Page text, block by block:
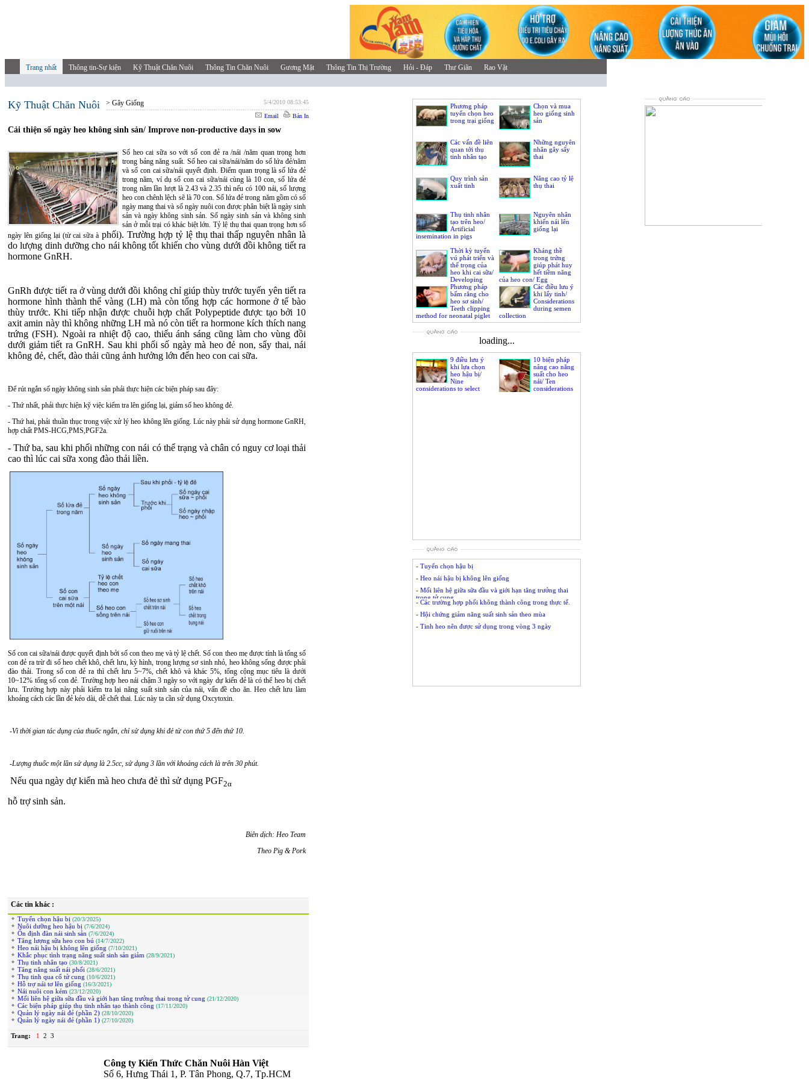
Trang nhất Thông tin-Sự kiện Kỹ Thuật Chăn Nuôi Thông Tin Chăn Nuôi Gương Mặt Thông Tin Thị Trường Hỏi - Đáp Thư Giãn Rao Vặt
Kỹ Thuật Chăn Nuôi > Gây Giống 5/4/2010 08:53:45
Email Bản In
Cải thiện số ngày heo không sinh sản/ Improve non-productive days in sow
Số heo cai sữa so với số con đẻ ra /nái /năm quan trọng hơn
trong bảng năng suất. Số heo cai sữa/nái/năm do số lứa đẻ/năm
và số con cai sữa/nái quyết định. Điểm quan trọng là số lứa đẻ
trong năm, ví dụ số con cai sữa/nái cùng là 10 con, số lứa đẻ
trong năm lần lượt là 2.43 và 2.35 thì nếu có 100 nái, số lượng
heo con chênh lệch sẽ là 70 con. Số lứa đẻ trong năm gồm có số
ngày mang thai và số ngày nuôi con được phân biệt là ngày sinh
sản và ngày không sinh sản. Số ngày sinh sản và không sinh
sản ở mỗi trại có khác biệt lớn. Tỷ lệ thụ thai quan trọng hơn số
ngày lên giống lại (từ cai sữaà phối). Trường hợp tỷ lệ thụ thai thấp nguyên nhân là
do lượng dinh dưỡng cho nái không tốt khiến cho vùng dưới đồi không tiết ra
hormone GnRH.
GnRh được tiết ra ở vùng dưới đồi không chỉ giúp thùy trước tuyến yên tiết ra
hormone hình thành thể vàng (LH) mà còn tổng hợp các hormone ở tế bào
thùy trước. Khi tiếp nhận được chuỗi hợp chất Polypeptide được tạo bởi 10
axit amin này thì không những LH mà nó còn tiết ra hormone kích thích nang
trứng (FSH). Ngoài ra nhiệt độ cao, thiếu ánh sáng cũng làm cho vùng đồi
dưới giảm tiết ra GnRH. Sau khi phối số ngày mà heo đẻ non, sẩy thai, nái
không đẻ, chết, đào thải cũng ảnh hưởng lớn đến heo con cai sữa.
Để rút ngắn số ngày không sinh sản phải thực hiện các biện pháp sau đây:
- Thứ nhất, phải thực hiện kỹ việc kiểm tra lên giống lại, giảm số heo không đẻ.
- Thứ hai, phải thuần thục trong việc xử lý heo không lên giống. Lúc này phải sử dụng hormone GnRH,
hợp chất PMS-HCG,PMS,PGF2a.
- Thứ ba, sau khi phối những con nái có thể trạng và chân có nguy cơ loại thải
cao thì lúc cai sữa xong đào thải liền.
Số con cai sữa/nái được quyết định bởi số con theo mẹ và tỷ lệ chết. Số con theo mẹ được tính là tổng số
con đẻ ra trừ đi số heo chết khô, chết lưu, kỳ hình, trọng lượng sơ sinh nhỏ, heo không sống được phải
đào thải. Trong số con đẻ ra thì chết lưu 5~7%, chết khô và khác 5%, tổng cộng mục tiêu là dưới
10~12% tổng số con đẻ. Trường hợp heo nái chậm 3 ngày so với ngày dự kiến đẻ là có thể heo bị chết
lưu. Trường hợp này phải kiểm tra lại năng suất sinh sản của nái, vấn đề cho ăn. Heo chết lưu làm
khoảng cách các lần đẻ kéo dài, dễ chết thai. Lúc này ta cần sử dụng Oxcytoxin.
-Vì thời gian tác dụng của thuốc ngắn, chỉ sử dụng khi đẻ từ con thứ 5 đến thứ 10.
-Lượng thuốc một lần sử dụng là 2.5cc, sử dụng 3 lần với khoảng cách là trên 30 phút.
Nếu qua ngày dự kiến mà heo chưa đẻ thì sử dụng PGF2α
hỗ trợ sinh sản.
Biên dịch: Heo Team
Theo Pig & Pork
Các tin khác :
Tuyển chọn hậu bị (20/3/2025)
Nuôi dưỡng heo hậu bị (7/6/2024)
Ổn định đàn nái sinh sản (7/6/2024)
Tăng lượng sữa heo con bú (14/7/2022)
Heo nái hậu bị không lên giống (7/10/2021)
Khắc phục tình trạng năng suất sinh sản giảm (28/9/2021)
Thụ tinh nhân tạo (30/8/2021)
Tăng năng suất nái phối (28/6/2021)
Thụ tinh qua cổ tử cung (10/6/2021)
Hỗ trợ nái tơ lên giống (16/3/2021)
Nái nuôi con kém (23/12/2020)
Mối liên hệ giữa sữa đầu và giới hạn tăng trưởng thai trong tử cung (21/12/2020)
Các biện pháp giúp thụ tinh nhân tạo thành công (17/11/2020)
Quản lý ngày nái đẻ (phần 2) (28/10/2020)
Quản lý ngày nái đẻ (phần 1) (27/10/2020)
Trang: 1 2 3
Chọn và mua
heo giống sinh
sản
Phương pháp
tuyển chọn heo
trong trại giống
Những nguyên
nhân gây sẩy
thai
Các vấn đề liên
quan tới thụ
tinh nhân tạo
Nâng cao tỷ lệ
thụ thai
Quy trình sản
xuất tinh
Nguyên nhân
khiến nái lên
giống lại
Thụ tinh nhân
tạo trên heo/
Artificial
insemination in pigs
Kháng thề
trong trứng
giúp phát huy
hết tiềm năng
của heo con/ Egg
immunoglobulin help piglet
achieve fully potential
Thời kỳ tuyến
vú phát triển và
thể trọng của
heo khi cai sữa/
Developing
phase of udder glands and
sow’s body weight at
weaning
Các điều lưu ý
khi lấy tinh/
Considerations
during semen
collection
Phương pháp
bấm răng cho
heo sơ sinh/
Teeth clipping
method for neonatal piglet
loading...
10 biện pháp
nâng cao năng
suất cho heo
nái/ Ten
considerations
9 điều lưu ý
khi lựa chọn
heo hậu bị/
Nine
considerations to select
- Tuyển chọn hậu bị
- Heo nái hậu bị không lên giống
- Mối liên hệ giữa sữa đầu và giới hạn tăng trưởng thai
trong tử cung
- Các trường hợp phối không thành công trong thực tế.
- Hội chứng giảm năng suất sinh sản theo mùa
- Tinh heo nên được sử dụng trong vòng 3 ngày
Công ty Kiến Thức Chăn Nuôi Hàn Việt
Số 6, Hưng Thái 1, P. Tân Phong, Q.7, Tp.HCM